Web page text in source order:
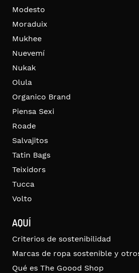
Modesto
Moraduix
Mukhee
Nuevemí
Nukak
Olula
Organico Brand
Piensa Sexi
Roade
Salvajitos
Tatin Bags
Teixidors
Tucca
Volto
AQUÍ
Criterios de sostenibilidad
Marcas de ropa sostenible y
Qué es The Goood Shop